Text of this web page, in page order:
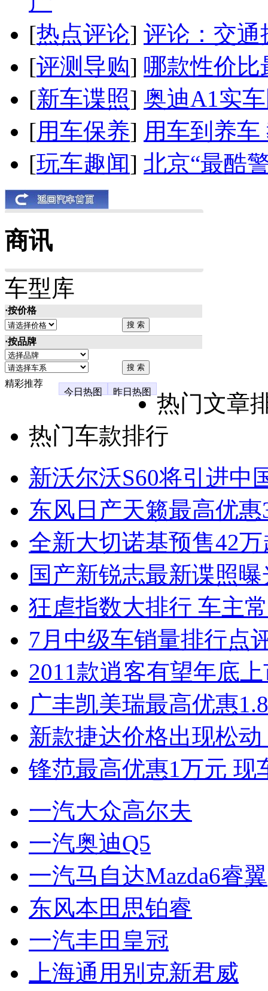
[热点评论] 评论：交通
[评测导购] 哪款性价比
[新车谍照] 奥迪A1实
[用车保养] 用车到养
[玩车趣闻] 北京“最酷
商讯
车型库
·按价格
·按品牌
精彩推荐
今日热图
昨日热图
热门文章
热门车款排行
新沃尔沃S60将引进中
东风日产天籁最高优
全新大切诺基预售42
国产新锐志最新谍照
狂虐指数大排行 车主
7月中级车销量排行点
2011款逍客有望年底
广丰凯美瑞最高优惠
新款捷达价格出现松
锋范最高优惠1万元 现
一汽大众高尔夫
一汽奥迪Q5
一汽马自达Mazda6睿翼
东风本田思铂睿
一汽丰田皇冠
上海通用别克新君威